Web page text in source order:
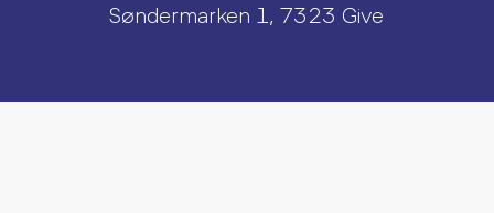
Søndermarken 1, 7323 Give